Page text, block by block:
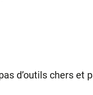
d’outils chers et